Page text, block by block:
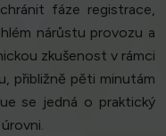
fáze registrace,
nárůstu provozu a
zkušenost v rámci
přibližně pěti minutám
se jedná o praktický